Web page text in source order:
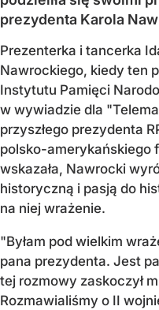
prezydenta Karola
Prezenterka i tancerka
Nawrockiego, kiedy ten
Instytutu Pamięci
w wywiadzie dla
przyszłego prezydenta
polsko-amerykańskiego
wskazała, Nawrocki
historyczną i pasją do
na niej wrażenie.
"Byłam pod wielkim
pana prezydenta. Jest
tej rozmowy zaskoczył
Rozmawialiśmy o II